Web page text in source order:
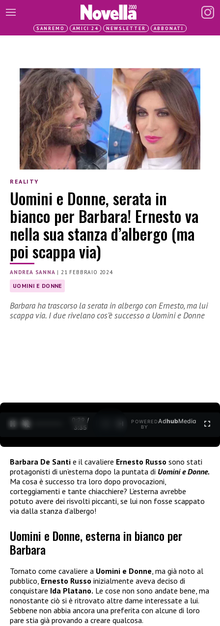
SANREMO AMICI 24 NEWSLETTER ABBONATI
REALITY
Uomini e Donne, serata in
bianco per Barbara! Ernesto va
nella sua stanza d’albergo (ma
poi scappa via)
ANDREA SANNA |21 FEBBRAIO 2024
UOMINI E DONNE
Barbara ha trascorso la serata in albergo con Ernesto, ma lui
scappa via. I due rivelano cos’è successo a Uomini e Donne
0:30 /
3:35
POWERED
BY
AdhubMedia
Barbara De Santi e il cavaliere Ernesto Russo sono stati
protagonisti di un’esterna dopo la puntata di Uomini e Donne.
Ma cosa è successo tra loro dopo provocazioni,
corteggiamenti e tante chiacchiere? L’esterna avrebbe
potuto avere dei risvolti piccanti, se lui non fosse scappato
via dalla stanza d’albergo!
Uomini e Donne, esterna in bianco per
Barbara
Tornato come cavaliere a Uomini e Donne, ma già noto al
pubblico, Ernesto Russo inizialmente aveva deciso di
conquistare Ida Platano. Le cose non sono andate bene, ma
nonostante ciò si è ritrovato altre dame interessate a lui.
Sebbene non abbia ancora una preferita con alcune di loro
pare stia già provando a creare qualcosa.